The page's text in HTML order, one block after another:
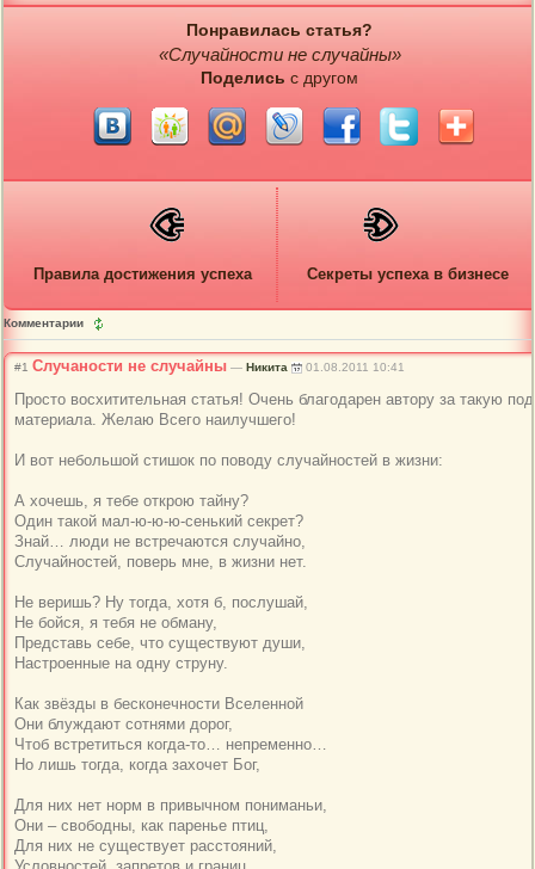
Понравилась статья?
«Случайности не случайны»
Поделись с другом
Правила достижения успеха Секреты успеха в бизнесе
Комментарии
#1 Случаности не случайны — Никита 01.08.2011 10:41
Просто восхитительная статья! Очень благодарен автору за такую
материала. Желаю Всего наилучшего!
И вот небольшой стишок по поводу случайностей в жизни:
А хочешь, я тебе открою тайну?
Один такой мал-ю-ю-ю-сенький секрет?
Знай… люди не встречаются случайно,
Случайностей, поверь мне, в жизни нет.
Не веришь? Ну тогда, хотя б, послушай,
Не бойся, я тебя не обману,
Представь себе, что существуют души,
Настроенные на одну струну.
Как звёзды в бесконечности Вселенной
Они блуждают сотнями дорог,
Чтоб встретиться когда-то… непременно…
Но лишь тогда, когда захочет Бог,
Для них нет норм в привычном пониманьи,
Они – свободны, как паренье птиц,
Для них не существует расстояний,